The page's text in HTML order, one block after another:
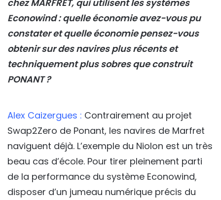
chez MARFRET, qui utilisent les systèmes
Econowind : quelle économie avez-vous pu
constater et quelle économie pensez-vous
obtenir sur des navires plus récents et
techniquement plus sobres que construit
PONANT ?
Alex Caizergues : Contrairement au projet
Swap2Zero de Ponant, les navires de Marfret
naviguent déjà. L’exemple du Niolon est un très
beau cas d’école. Pour tirer pleinement parti
de la performance du système Econowind,
disposer d’un jumeau numérique précis du